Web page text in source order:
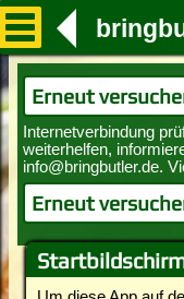
Erneut
Erneut